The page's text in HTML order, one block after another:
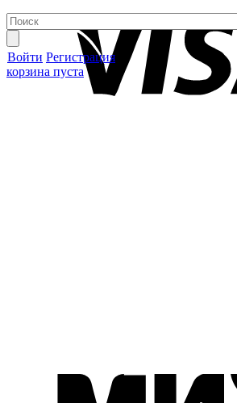
Войти Регистрация
корзина пуста